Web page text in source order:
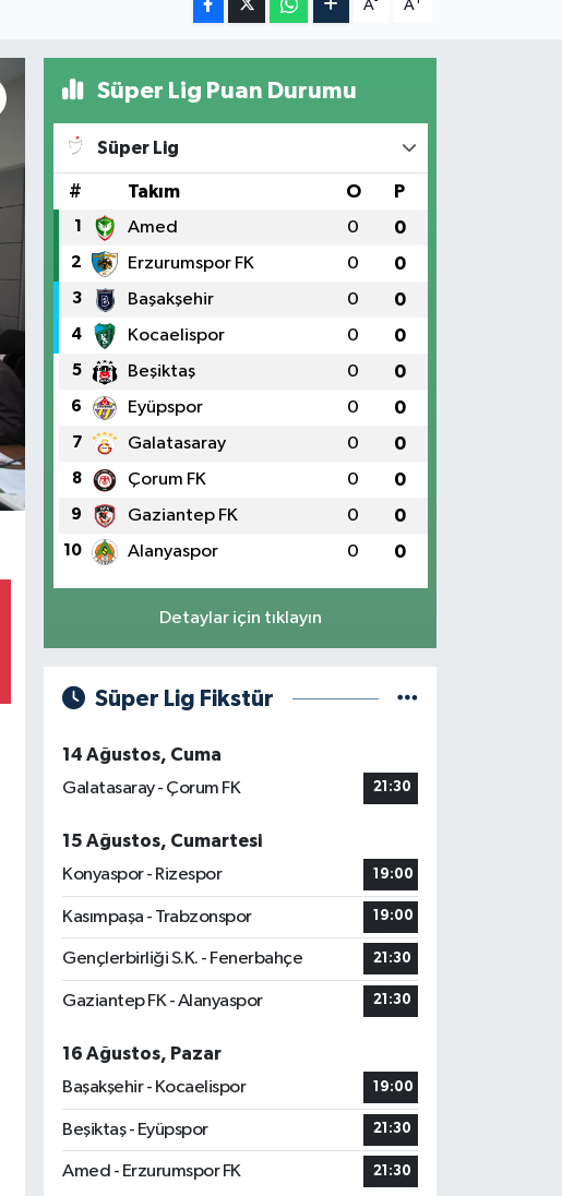
A A
Süper Lig Puan Durumu
Süper Lig
# Takım O P
1 Amed 0 0
2 Erzurumspor FK 0 0
3 Başakşehir 0 0
4 Kocaelispor 0 0
5 Beşiktaş 0 0
6 Eyüpspor 0 0
7 Galatasaray 0 0
8 Çorum FK 0 0
9 Gaziantep FK 0 0
10 Alanyaspor 0 0
Detaylar için tıklayın
Süper Lig Fikstür
14 Ağustos, Cuma
Galatasaray - Çorum FK
21:30
15 Ağustos, Cumartesi
Konyaspor - Rizespor
19:00
Kasımpaşa - Trabzonspor 19:00
Gençlerbirliği S.K. - Fenerbahçe 21:30
Gaziantep FK - Alanyaspor 21:30
16 Ağustos, Pazar
Başakşehir - Kocaelispor
19:00
Beşiktaş - Eyüpspor 21:30
Amed - Erzurumspor FK 21:30